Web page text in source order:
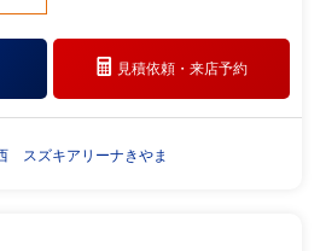
見積依頼・来店予約
スズキアリーナきやま